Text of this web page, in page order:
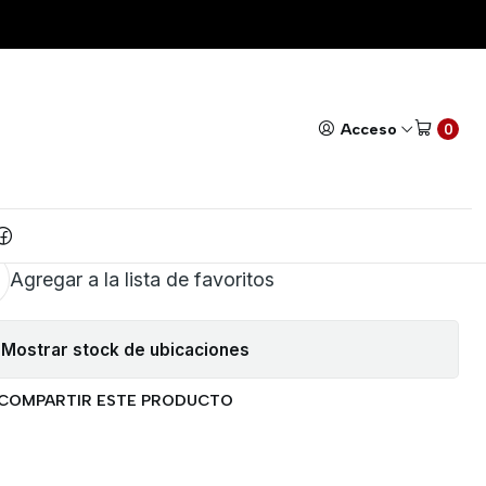
Acceso 0
Carro 3 llantas Smart
AL CARRITO COMPRAR AHORA
Agregar a la lista de favoritos
Mostrar stock de ubicaciones
ESTE PRODUCTO